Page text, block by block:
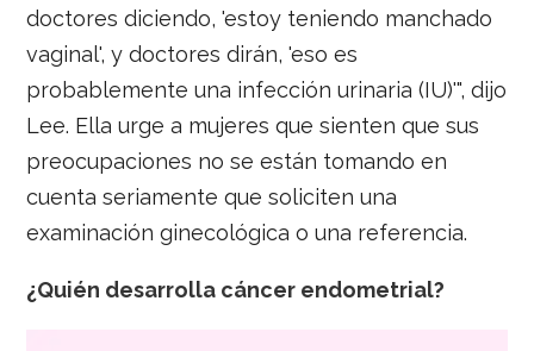
doctores diciendo, 'estoy teniendo manchado
vaginal', y doctores dirán, 'eso es
probablemente una infección urinaria (IU)'", dijo
Lee. Ella urge a mujeres que sienten que sus
preocupaciones no se están tomando en
cuenta seriamente que soliciten una
examinación ginecológica o una referencia.
¿Quién desarrolla cáncer endometrial?